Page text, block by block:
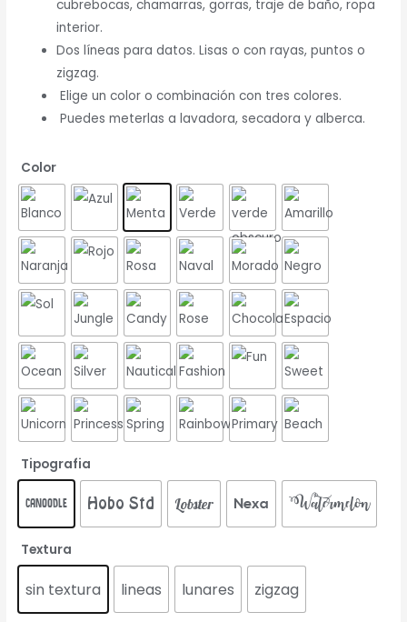
cubrebocas, chamarras, gorras, traje de baño, ropa
interior.
Dos líneas para datos. Lisas o con rayas, puntos o
zigzag.
Elige un color o combinación con tres colores.
Puedes meterlas a lavadora, secadora y alberca.
Color
Tipografia
Canoodle Hobo Std Lobster Nexa Watermelon
Textura
sin textura lineas lunares zigzag